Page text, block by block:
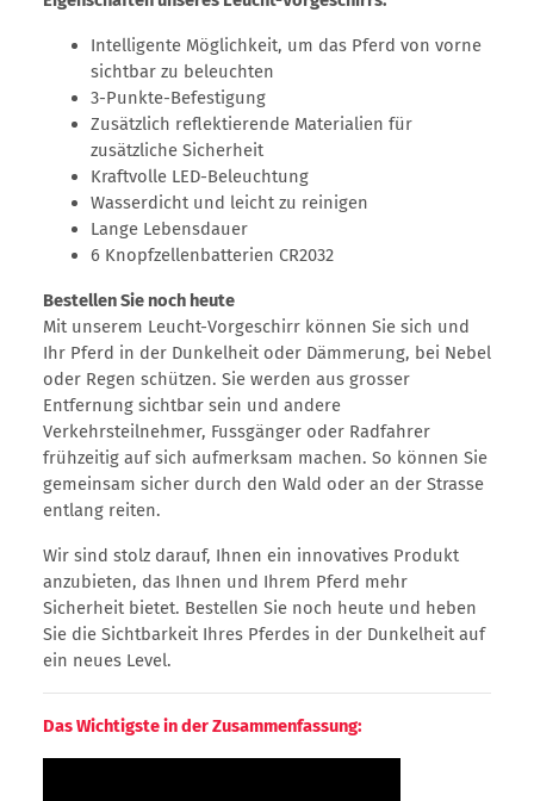
Intelligente Möglichkeit, um das Pferd von vorne
sichtbar zu beleuchten
3-Punkte-Befestigung
Zusätzlich reflektierende Materialien für
zusätzliche Sicherheit
Kraftvolle LED-Beleuchtung
Wasserdicht und leicht zu reinigen
Lange Lebensdauer
6 Knopfzellenbatterien CR2032
Bestellen Sie noch heute
Mit unserem Leucht-Vorgeschirr können Sie sich und
Ihr Pferd in der Dunkelheit oder Dämmerung, bei Nebel
oder Regen schützen. Sie werden aus grosser
Entfernung sichtbar sein und andere
Verkehrsteilnehmer, Fussgänger oder Radfahrer
frühzeitig auf sich aufmerksam machen. So können Sie
gemeinsam sicher durch den Wald oder an der Strasse
entlang reiten.
Wir sind stolz darauf, Ihnen ein innovatives Produkt
anzubieten, das Ihnen und Ihrem Pferd mehr
Sicherheit bietet. Bestellen Sie noch heute und heben
Sie die Sichtbarkeit Ihres Pferdes in der Dunkelheit auf
ein neues Level.
Das Wichtigste in der Zusammenfassung: